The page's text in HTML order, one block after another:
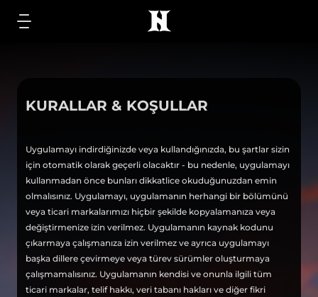
KURALLAR & KOŞULLAR
Uygulamayı indirdiğinizde veya kullandığınızda, bu şartlar sizin
için otomatik olarak geçerli olacaktır - bu nedenle, uygulamayı
kullanmadan önce bunları dikkatlice okuduğunuzdan emin
olmalısınız. Uygulamayı, uygulamanın herhangi bir bölümünü
veya ticari markalarımızı hiçbir şekilde kopyalamanıza veya
değiştirmenize izin verilmez. Uygulamanın kaynak kodunu
çıkarmaya çalışmanıza izin verilmez ve ayrıca uygulamayı
başka dillere çevirmeye veya türev sürümler oluşturmaya
çalışmamalısınız. Uygulamanın kendisi ve onunla ilgili tüm
ticari markalar, telif hakkı, veri tabanı hakları ve diğer fikri